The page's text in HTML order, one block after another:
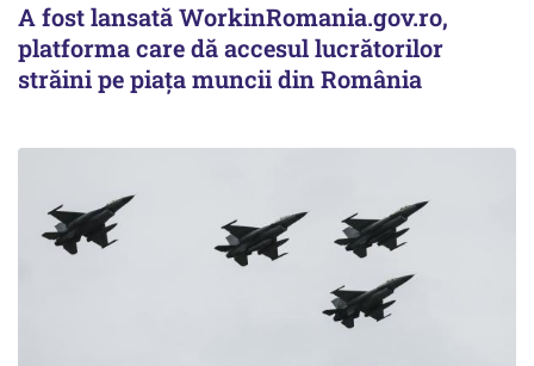
A fost lansată WorkinRomania.gov.ro,
platforma care dă accesul lucrătorilor
străini pe piața muncii din România